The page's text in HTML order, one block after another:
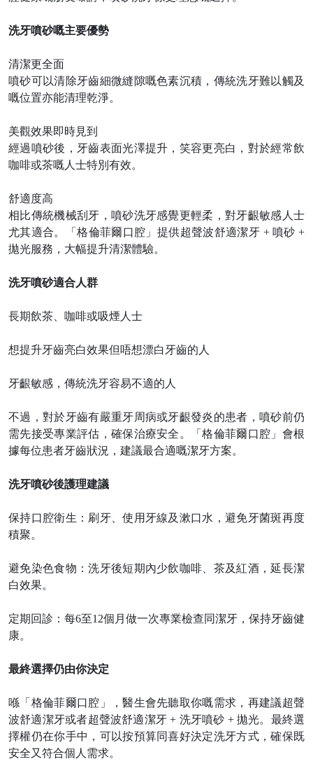
洗牙噴砂嘅主要優勢
清潔更全面
噴砂可以清除牙齒細微縫隙嘅色素沉積，傳統洗牙難以觸及
嘅位置亦能清理乾淨。
美觀效果即時見到
經過噴砂後，牙齒表面光澤提升，笑容更亮白，對於經常飲
咖啡或茶嘅人士特別有效。
舒適度高
相比傳統機械刮牙，噴砂洗牙感覺更輕柔，對牙齦敏感人士
尤其適合。「格倫菲爾口腔」提供超聲波舒適潔牙 + 噴砂 +
拋光服務，大幅提升清潔體驗。
洗牙噴砂適合人群
長期飲茶、咖啡或吸煙人士
想提升牙齒亮白效果但唔想漂白牙齒的人
牙齦敏感，傳統洗牙容易不適的人
不過，對於牙齒有嚴重牙周病或牙齦發炎的患者，噴砂前仍
需先接受專業評估，確保治療安全。「格倫菲爾口腔」會根
據每位患者牙齒狀況，建議最合適嘅潔牙方案。
洗牙噴砂後護理建議
保持口腔衛生：刷牙、使用牙線及漱口水，避免牙菌斑再度
積聚。
避免染色食物：洗牙後短期內少飲咖啡、茶及紅酒，延長潔
白效果。
定期回診：每6至12個月做一次專業檢查同潔牙，保持牙齒健
康。
最終選擇仍由你決定
喺「格倫菲爾口腔」，醫生會先聽取你嘅需求，再建議超聲
波舒適潔牙或者超聲波舒適潔牙 + 洗牙噴砂 + 拋光。最終選
擇權仍在你手中，可以按預算同喜好決定洗牙方式，確保既
安全又符合個人需求。